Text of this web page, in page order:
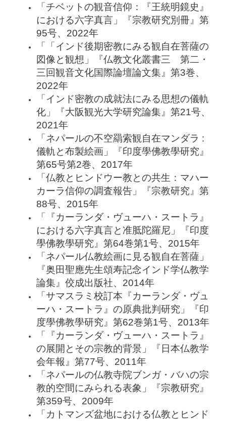
「チベットの観音信仰：『王統明鏡史』
における六字真言」『宗教研究別冊』第
95号、2022年
「「インド後期密教にみる観自在菩薩の
図像と観想」『仏教文化叢書三 第二・
三回観音文化国際論壇論文集』第3巻、
2022年
「インド密教の成就法にみる思想の儀軌
化」『大阪観光大学研究論集』第21号、
2021年
「ネパールの不空羂索観自在マンダラ :
儀軌と布製絵画」『印度學佛教學研究』
第65号第2巻、2017年
「仏教とヒンドウー教との共生：マハー
カーラ信仰の調査報告」『宗教研究』第
88号、2015年
「『カーランダ・ヴューハ・スートラ』
における六字真言と准胝陀羅尼」『印度
學佛教學研究』第64巻第1号、2015年
「ネパール仏教絵画に見る観自在菩薩」
『奥田聖應先生頌寿記念インド学仏教学
論集』佼成出版社、2014年
「サマスラミ校訂本『カーランダ・ヴュ
ーハ・スートラ』の原典批判研究」『印
度學佛教學研究』第62巻第1号、2013年
「『カーランダ・ヴューハ・スートラ』
の展開とその宗教的背景」『日本仏教学
会年報』第77号、2011年
「ネパールの仏教寺院ブンガ・バハの宗
教的空間にみられる表象」『宗教研究』
第359号、2009年
「カトマンズ盆地における仏教とヒンド